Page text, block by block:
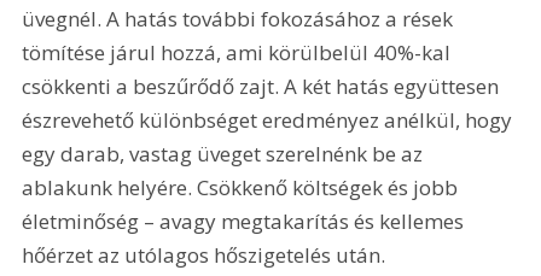
üvegnél. A hatás további fokozásához a rések
tömítése járul hozzá, ami körülbelül 40%-kal
csökkenti a beszűrődő zajt. A két hatás együttesen
észrevehető különbséget eredményez anélkül, hogy
egy darab, vastag üveget szerelnénk be az
ablakunk helyére. Csökkenő költségek és jobb
életminőség – avagy megtakarítás és kellemes
hőérzet az utólagos hőszigetelés után.